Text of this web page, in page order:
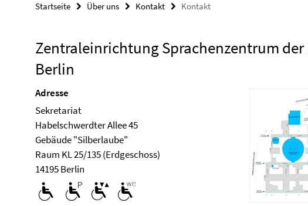
Startseite Über uns Kontakt Kontakt
Zentraleinrichtung Sprachenzentrum
Berlin
Adresse
Sekretariat
Habelschwerdter Allee 45
Ge­bäude "Silberlaube"
Raum KL 25/135 (Erdgeschoss)
14195 Berlin